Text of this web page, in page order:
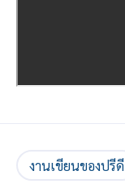
งานเขียนของปรีดี